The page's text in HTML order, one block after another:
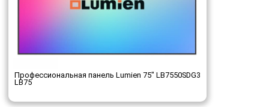
Профессиональная панель Lumien 75" LB7550SDG3
LB75